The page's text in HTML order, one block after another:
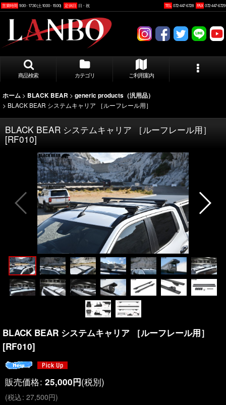
営業時間 9:00 - 17:30 (土10:00 - 15:00) 定休日 日・祝 TEL 072-447-6728 FAX 072-447-6729
商品検索 カテゴリ ご利用案内
ホーム > BLACK BEAR > generic products（汎用品）
> BLACK BEAR システムキャリア ［ルーフレール用］
BLACK BEAR システムキャリア ［ルーフレール用］
[RF010]
BLACK BEAR システムキャリア ［ルーフレール用］
[RF010]
販売価格: 25,000円(税別)
(税込: 27,500円)